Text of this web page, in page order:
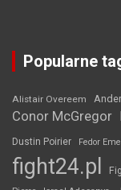
Popularne
Alistair Overeem
Conor McGregor
Dustin Poirier Fedor
fight24.pl